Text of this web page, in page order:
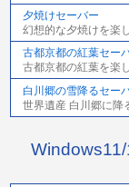
夕焼けセーバー
幻想的な夕焼けを楽
古都京都の紅葉セー
古都京都の紅葉を楽
白川郷の雪降るセー
世界遺産 白川郷に降